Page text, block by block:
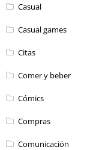
Casual
Casual games
Citas
Comer y beber
Cómics
Compras
Comunicación